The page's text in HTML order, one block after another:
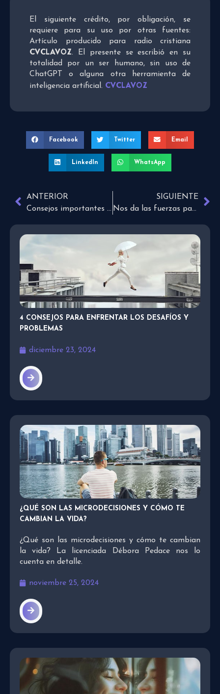
El siguiente crédito, por obligación, se
requiere para su uso por otras fuentes:
Artículo producido para radio cristiana
CVCLAVOZ. El presente se escribió en su
totalidad por un ser humano, sin uso de
ChatGPT o alguna otra herramienta de
inteligencia artificial. CVCLAVOZ
Facebook Twitter Email
LinkedIn WhatsApp
ANTERIOR
Consejos importantes para un creyente
SIGUIENTE
Nos da las fuerzas para el próximo paso
4 CONSEJOS PARA ENFRENTAR LOS DESAFÍOS Y
PROBLEMAS
diciembre 23, 2024
¿QUÉ SON LAS MICRODECISIONES Y CÓMO TE
CAMBIAN LA VIDA?
¿Qué son las microdecisiones y cómo te cambian
la vida? La licenciada Débora Pedace nos lo
cuenta en detalle.
noviembre 25, 2024